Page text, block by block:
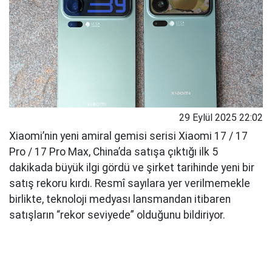
29 Eylül 2025 22:02
Xiaomi’nin yeni amiral gemisi serisi Xiaomi 17 / 17
Pro / 17 Pro Max, China’da satışa çıktığı ilk 5
dakikada büyük ilgi gördü ve şirket tarihinde yeni bir
satış rekoru kırdı. Resmî sayılara yer verilmemekle
birlikte, teknoloji medyası lansmandan itibaren
satışların “rekor seviyede” olduğunu bildiriyor.